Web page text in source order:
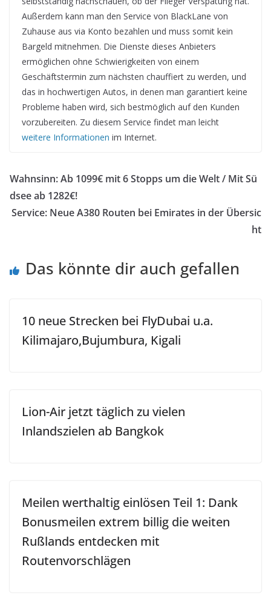
Außerdem kann man den Service von BlackLane von
Zuhause aus via Konto bezahlen und muss somit kein
Bargeld mitnehmen. Die Dienste dieses Anbieters
ermöglichen ohne Schwierigkeiten von einem
Geschäftstermin zum nächsten chauffiert zu werden, und
das in hochwertigen Autos, in denen man garantiert keine
Probleme haben wird, sich bestmöglich auf den Kunden
vorzubereiten. Zu diesem Service findet man leicht
weitere Informationen im Internet.
Wahnsinn: Ab 1099€ mit 6 Stopps um die Welt / Mit Sü
dsee ab 1282€!
Service: Neue A380 Routen bei Emirates in der Übersic
ht
Das könnte dir auch gefallen
10 neue Strecken bei FlyDubai u.a.
Kilimajaro,Bujumbura, Kigali
Lion-Air jetzt täglich zu vielen
Inlandszielen ab Bangkok
Meilen werthaltig einlösen Teil 1: Dank
Bonusmeilen extrem billig die weiten
Rußlands entdecken mit
Routenvorschlägen